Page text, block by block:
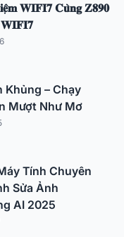
𝐖𝐈𝐅𝐈𝟕 𝐂𝐮̀𝐧𝐠 𝐙𝟖𝟗𝟎
Khủng – Chạy
Mượt Như Mơ
Tính Chuyên
Sửa Ảnh
AI 2025